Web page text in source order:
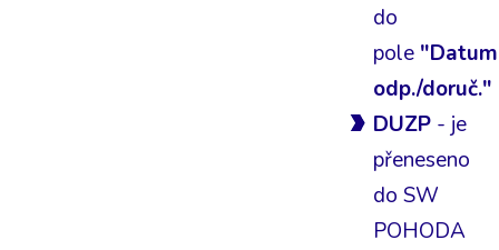
do
pole "Datum
odp./doruč."
DUZP - je
přeneseno
do SW
POHODA